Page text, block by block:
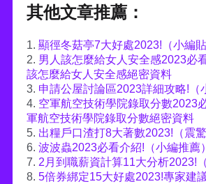
其他文章推薦：
1. 顯徑冬菇亭7大好處2023!（小編貼
2. 男人該怎麼給女人安全感2023必
該怎麼給女人安全感絕密資料
3. 申請公屋討論區2023詳細攻略!（
4. 空軍航空技術學院錄取分數2023
軍航空技術學院錄取分數絕密資料
5. 出糧戶口渣打8大著數2023!（震驚
6. 波波蟲2023必看介紹!（小編推薦）
7. 2月到職薪資計算11大分析2023!
8. 5倍券綁定15大好處2023!專家建